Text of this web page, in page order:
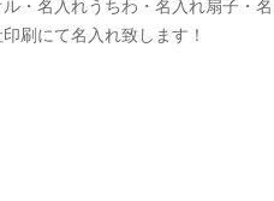
・名入れうちわ・名入れ扇子・名
刷にて名入れ致します！